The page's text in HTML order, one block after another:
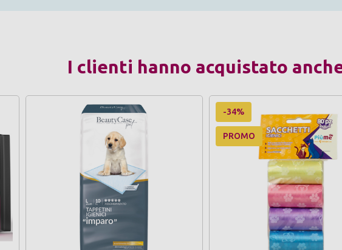
I clienti hanno acquistato
-34%
PROMO